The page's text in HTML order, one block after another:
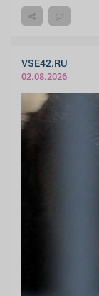
VSE42.RU
02.08.2026